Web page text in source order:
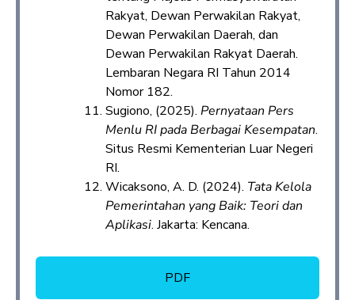
Rakyat, Dewan Perwakilan Rakyat,
Dewan Perwakilan Daerah, dan
Dewan Perwakilan Rakyat Daerah.
Lembaran Negara RI Tahun 2014
Nomor 182.
Sugiono, (2025). Pernyataan Pers
Menlu RI pada Berbagai Kesempatan.
Situs Resmi Kementerian Luar Negeri
RI.
Wicaksono, A. D. (2024). Tata Kelola
Pemerintahan yang Baik: Teori dan
Aplikasi. Jakarta: Kencana.
PDF